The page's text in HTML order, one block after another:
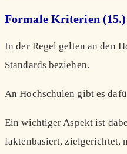
Formale Kriterien (15.)
In der Regel gelten an den
Standards beziehen.
An Hochschulen gibt es
Ein wichtiger Aspekt ist
faktenbasiert, zielgerichtet,